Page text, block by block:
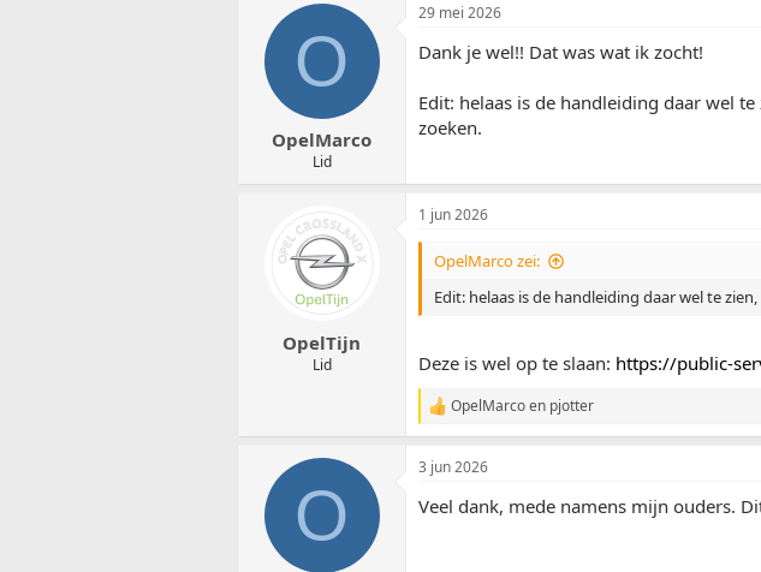
O
OpelMarco
Lid
29 mei 2026
Dank je wel!! Dat was wat ik zocht!
Edit: helaas is de handleiding daar wel
zoeken.
OpelTijn
Lid
1 jun 2026
OpelMarco zei:
Edit: helaas is de handleiding daar wel te
Deze is wel op te slaan: https://public-
W
a
r
e
OpelMarcoen pjotter
O
3 jun 2026
Veel dank, mede namens mijn ouders.